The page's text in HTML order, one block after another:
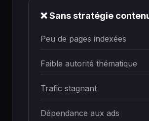
❌ Sans stratégie
Peu de pages indexées
Faible autorité thématique
Trafic stagnant
Dépendance aux ads